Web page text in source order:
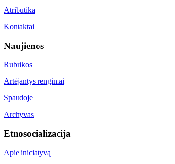
Atributika
Kontaktai
Naujienos
Rubrikos
Artėjantys renginiai
Spaudoje
Archyvas
Etnosocializacija
Apie iniciatyvą